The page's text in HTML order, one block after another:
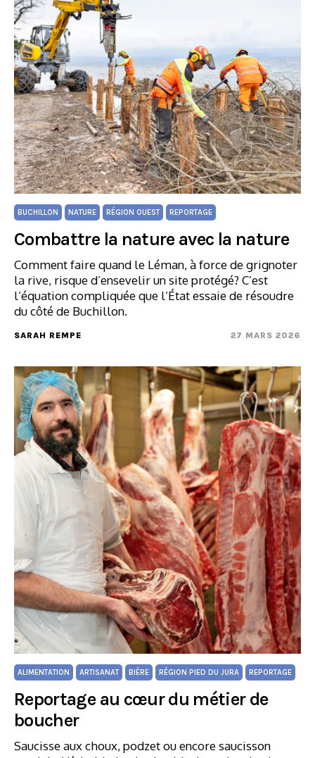
BUCHILLON NATURE RÉGION OUEST REPORTAGE
Combattre la nature avec la nature
Comment faire quand le Léman, à force de grignoter
la rive, risque d’ensevelir un site protégé? C’est
l’équation compliquée que l’État essaie de résoudre
du côté de Buchillon.
SARAH REMPE 27 MARS 2026
ALIMENTATION ARTISANAT BIÈRE RÉGION PIED DU JURA REPORTAGE
Reportage au cœur du métier de
boucher
Saucisse aux choux, podzet ou encore saucisson